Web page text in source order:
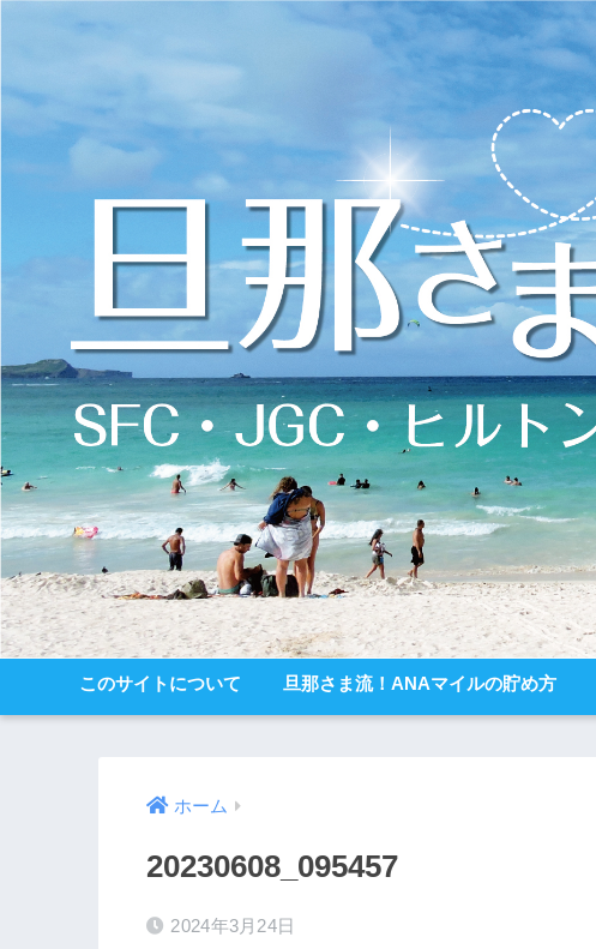
このサイトについて 旦那さま流！ANAマイルの貯め方
ホーム
20230608_095457
2024年3月24日